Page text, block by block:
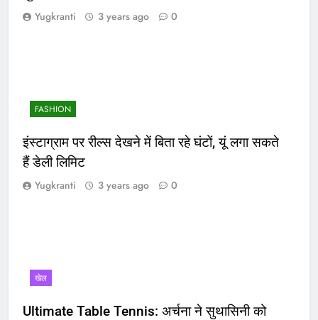
Yugkranti 3 years ago 0
FASHION
इंस्टाग्राम पर रील्स देखने में बिता रहे घंटों, यूं लगा सकते
हैं डेली लिमिट
Yugkranti 3 years ago 0
खेल
Ultimate Table Tennis: अर्चना ने सुथासिनी को